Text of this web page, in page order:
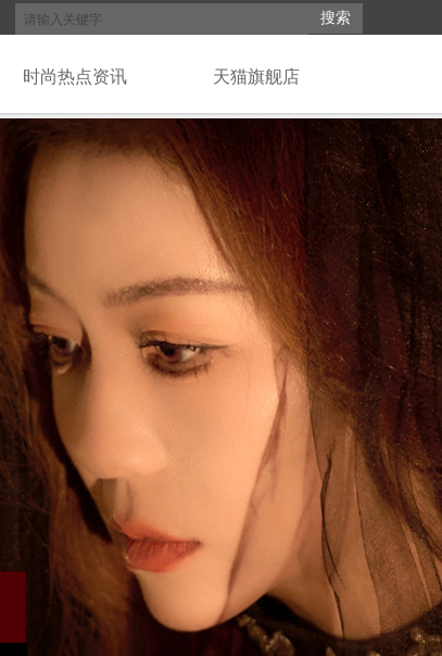
搜索
时尚热点资讯 天猫旗舰店